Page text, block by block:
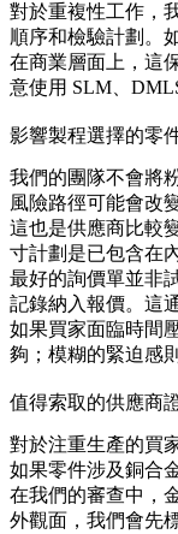
對於重複性工作，
順序和檢驗計劃。
在商業層面上，這
意使用 SLM、
影響製程選擇的零
我們的團隊不會將
風險路徑可能會改變
這也是供應商比較
寸計劃是已包含在
最好的詢價單並非
記錄納入報價。這
如果買家面臨時間
夠；模糊的緊迫感
值得索取的供應商
對於注重生產的買
如果零件涉及銅合
在我們的審查中，
外觀面，我們會先